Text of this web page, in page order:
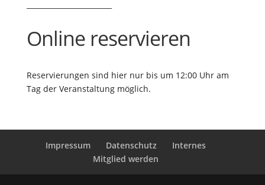
Online reservieren
Reservierungen sind hier nur bis um 12:00 Uhr am
Tag der Veranstaltung möglich.
Impressum Datenschutz
Internes
Mitglied werden